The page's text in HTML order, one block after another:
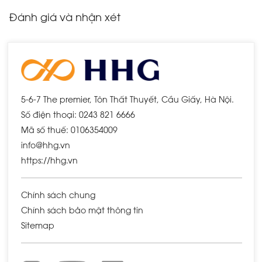
Đánh giá và nhận xét
5-6-7 The premier, Tôn Thất Thuyết, Cầu Giấy, Hà Nội.
Số điện thoại: 0243 821 6666
Mã số thuế: 0106354009
info@hhg.vn
https://hhg.vn
Chính sách chung
Chính sách bảo mật thông tin
Sitemap